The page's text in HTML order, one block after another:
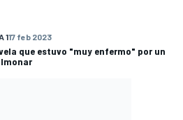
117 feb 2023
que estuvo "muy enfermo" por un